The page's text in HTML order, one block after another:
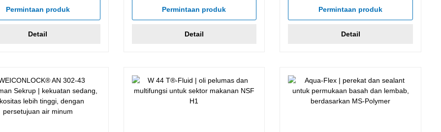
Permintaan produk
Detail
Permintaan produk
Detail
Permintaan produk
Detail